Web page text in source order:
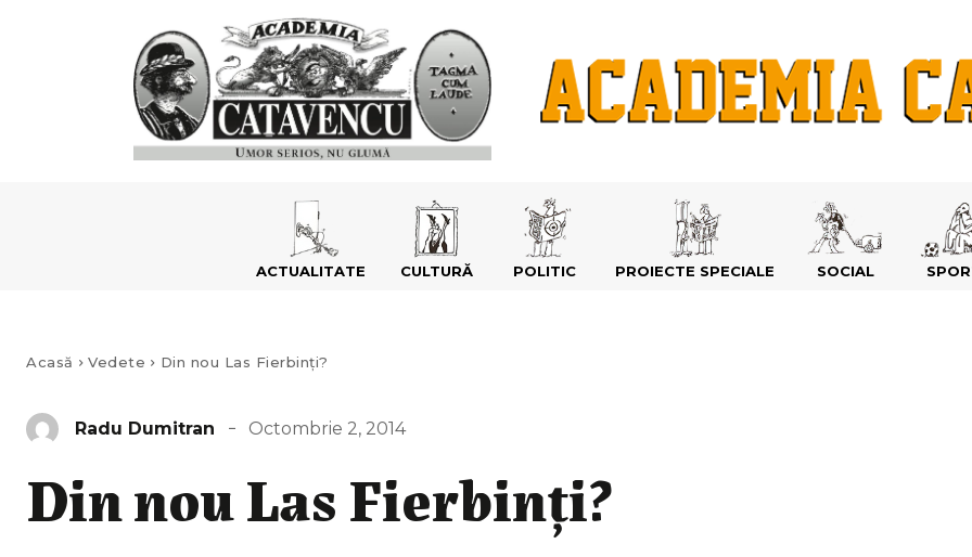
ACTUALITATE CULTURĂ POLITIC PROIECTE SPECIALE SOCIAL
Acasă Vedete Din nou Las Fierbinți?
Radu Dumitran Octombrie 2, 2014
Din nou Las Fierbinți?